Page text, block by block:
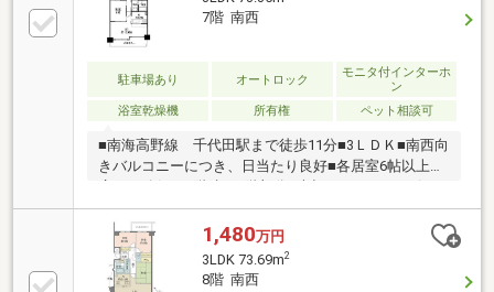
7階 南西
駐車場あり オートロック
モニタ付インターホ
ン
浴室乾燥機
所有権 ペット相談可
■南海高野線 千代田駅まで徒歩11分■3ＬＤＫ■南西向
きバルコニーにつき、日当たり良好■各居室6帖以上の
お住まい頂けます。(規約による制限有り)■
1,480万円
3LDK 73.69m2
8階 南西